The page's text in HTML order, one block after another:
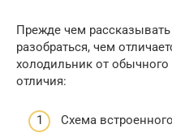
Прежде чем
разобраться, чем
холодильник от обычного
отличия:
Схема